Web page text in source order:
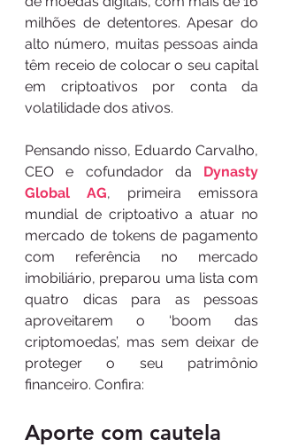
milhões de detentores. Apesar do
alto número, muitas pessoas ainda
têm receio de colocar o seu capital
em criptoativos por conta da
volatilidade dos ativos.
Pensando nisso, Eduardo Carvalho,
CEO e cofundador da Dynasty
Global AG, primeira emissora
mundial de criptoativo a atuar no
mercado de tokens de pagamento
com referência no mercado
imobiliário, preparou uma lista com
quatro dicas para as pessoas
aproveitarem o ‘boom das
criptomoedas’, mas sem deixar de
proteger o seu patrimônio
financeiro. Confira:
Aporte com cautela